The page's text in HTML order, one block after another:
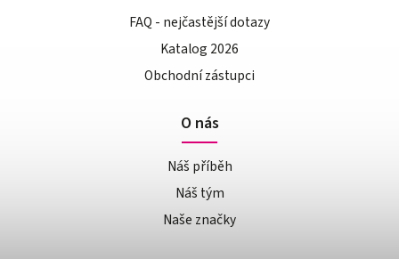
FAQ - nejčastější dotazy
Katalog 2026
Obchodní zástupci
O nás
Náš příběh
Náš tým
Naše značky